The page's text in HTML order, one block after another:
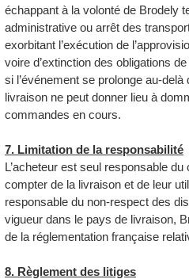
échappant à la volonté de Brodely
administrative ou arrêt des
exorbitant l’exécution de
voire d’extinction des obligations
si l’événement se prolonge au-
livraison ne peut donner lieu à
commandes en cours.
7. Limitation de la responsabilité
L’acheteur est seul responsable
compter de la livraison et de leur
responsable du non-respect des
vigueur dans le pays de livraison,
de la réglementation française
8. Règlement des litiges